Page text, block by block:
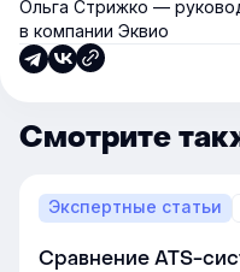
Ольга Стрижко —
в компании Эквио
Смотрите
Экспертные статьи
Сравнение ATS-